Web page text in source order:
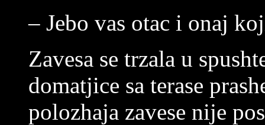
– Jebo vas otac i onaj
Zavesa se trzala u
domatjice sa terase
polozhaja zavese nije